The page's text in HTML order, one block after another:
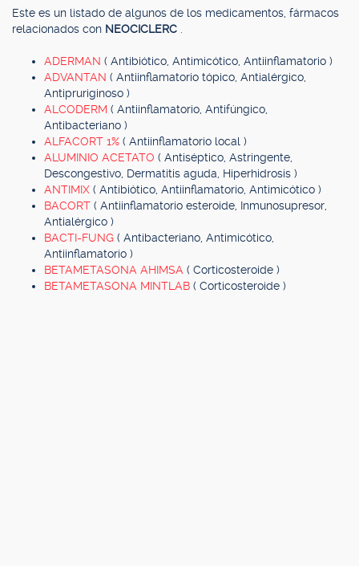
Este es un listado de algunos de los medicamentos, fármacos
relacionados con NEOCICLERC
ADERMAN ( Antibiótico, Antimicótico, Antiinflamatorio )
ADVANTAN ( Antiinflamatorio tópico, Antialérgico,
Antipruriginoso )
ALCODERM ( Antiinflamatorio, Antifúngico,
Antibacteriano )
ALFACORT 1% ( Antiinflamatorio local )
ALUMINIO ACETATO ( Antiséptico, Astringente,
Descongestivo, Dermatitis aguda, Hiperhidrosis )
ANTIMIX ( Antibiótico, Antiinflamatorio, Antimicótico )
BACORT ( Antiinflamatorio esteroide, Inmunosupresor,
Antialérgico )
BACTI-FUNG ( Antibacteriano, Antimicótico,
Antiinflamatorio )
BETAMETASONA AHIMSA ( Corticosteroide )
BETAMETASONA MINTLAB ( Corticosteroide )